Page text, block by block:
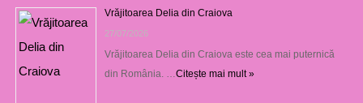
Vrăjitoarea Delia din Craiova
27/07/2026
Vrăjitoarea Delia din Craiova este cea mai puternică
din România. … Citește mai mult »